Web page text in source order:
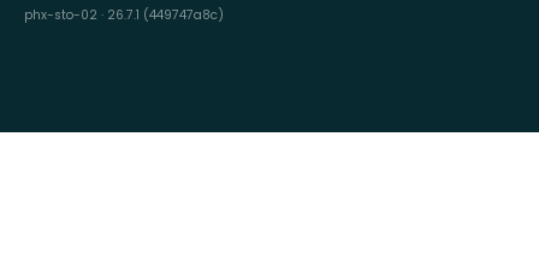
phx-sto-02 · 26.7.1 (449747a8c)